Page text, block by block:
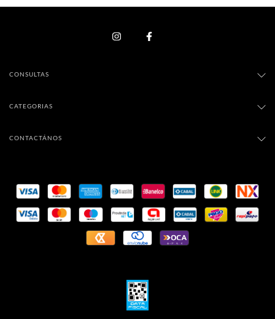
CONSULTAS
CATEGORIAS
CONTACTÁNOS